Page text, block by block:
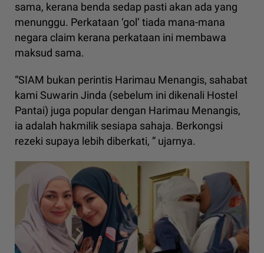
sama, kerana benda sedap pasti akan ada yang
menunggu. Perkataan ‘gol’ tiada mana-mana
negara claim kerana perkataan ini membawa
maksud sama.
“SIAM bukan perintis Harimau Menangis, sahabat
kami Suwarin Jinda (sebelum ini dikenali Hostel
Pantai) juga popular dengan Harimau Menangis,
ia adalah hakmilik sesiapa sahaja. Berkongsi
rezeki supaya lebih diberkati, ” ujarnya.